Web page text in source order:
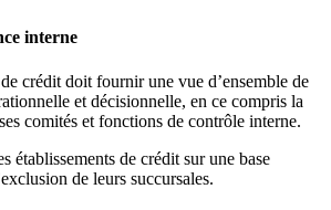
interne
crédit doit fournir une vue d’ensemble de
et décisionnelle, en ce compris la
comités et fonctions de contrôle interne.
établissements de crédit sur une base
de leurs succursales.